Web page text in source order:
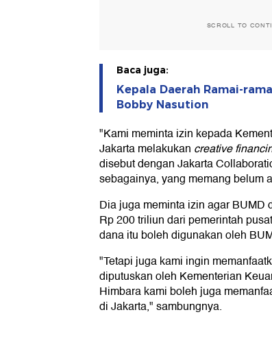
SCROLL TO
Baca juga:
Kepala Daerah Ramai-
Bobby Nasution
"Kami meminta izin kepada
Jakarta melakukan creative
disebut dengan Jakarta
sebagainya, yang memang belum
Dia juga meminta izin agar BUMD
Rp 200 triliun dari pemerintah
dana itu boleh digunakan oleh
"Tetapi juga kami ingin
diputuskan oleh Kementerian
Himbara kami boleh juga
di Jakarta," sambungnya.